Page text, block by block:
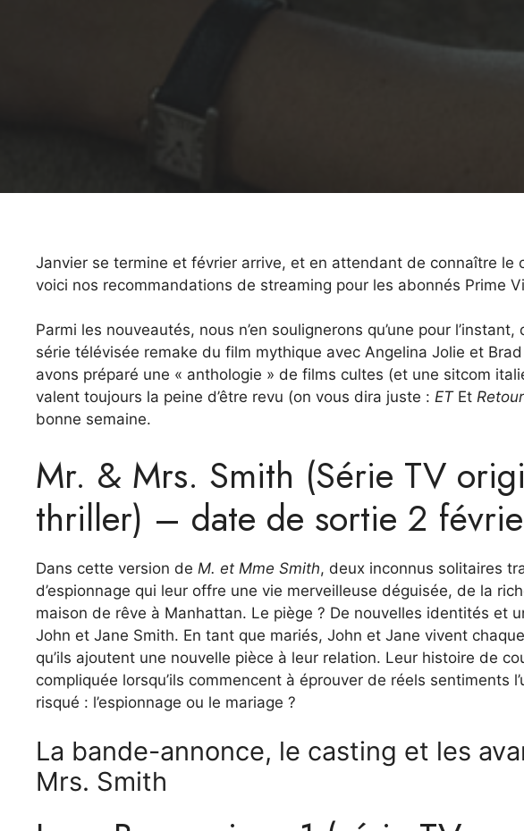
Janvier se termine et février arrive, et en attendant de connaître le
voici nos recommandations de streaming pour les abonnés Prime
Parmi les nouveautés, nous n’en soulignerons qu’une pour
série télévisée remake du film mythique avec Angelina Jolie et
avons préparé une « anthologie » de films cultes (et une sitcom
valent toujours la peine d’être revu (on vous dira juste : ETEt
bonne semaine.
Mr. & Mrs. Smith (Série TV
thriller) – date de sortie 2
Dans cette version de M. et Mme Smith, deux inconnus solitaires
d’espionnage qui leur offre une vie merveilleuse déguisée, de la
maison de rêve à Manhattan. Le piège ? De nouvelles identités et
John et Jane Smith. En tant que mariés, John et Jane vivent
qu’ils ajoutent une nouvelle pièce à leur relation. Leur histoire de
compliquée lorsqu’ils commencent à éprouver de réels sentiments
risqué : l’espionnage ou le mariage ?
La bande-annonce, le casting et les
Mrs. Smith